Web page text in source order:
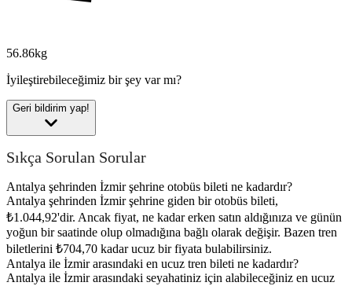
56.86kg
İyileştirebileceğimiz bir şey var mı?
Geri bildirim yap!
Sıkça Sorulan Sorular
Antalya şehrinden İzmir şehrine otobüs bileti ne kadardır?
Antalya şehrinden İzmir şehrine giden bir otobüs bileti,
₺1.044,92'dir. Ancak fiyat, ne kadar erken satın aldığınıza ve günün
yoğun bir saatinde olup olmadığına bağlı olarak değişir. Bazen tren
biletlerini ₺704,70 kadar ucuz bir fiyata bulabilirsiniz.
Antalya ile İzmir arasındaki en ucuz tren bileti ne kadardır?
Antalya ile İzmir arasındaki seyahatiniz için alabileceğiniz en ucuz